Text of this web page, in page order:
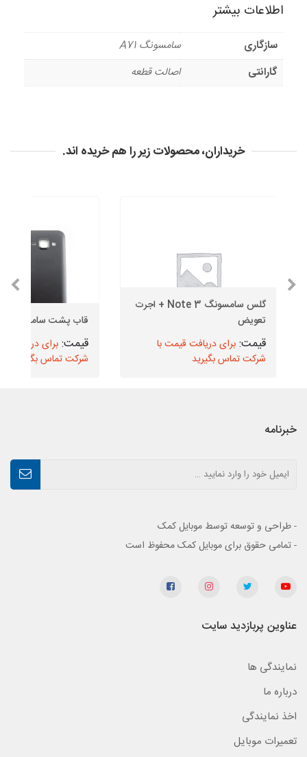
اطلاعات بیشتر
سازگاری
سامسونگ A71
گارانتی
اصالت قطعه
خریداران، محصولات زیر را هم خریده اند.
گلس سامسونگ Note 3 + اجرت
تعویض
برای دریافت قیمت با
شرکت تماس بگیرید
قاب پشت سامسونگ J1
برای دریافت
شرکت تماس بگیرید
خبرنامه
- طراحی و توسعه توسط موبایل کمک
- تمامی حقوق برای موبایل کمک محفوظ است
عناوین پربازدید سایت
نمایندگی ها
درباره ما
اخذ نمایندگی
تعمیرات موبایل